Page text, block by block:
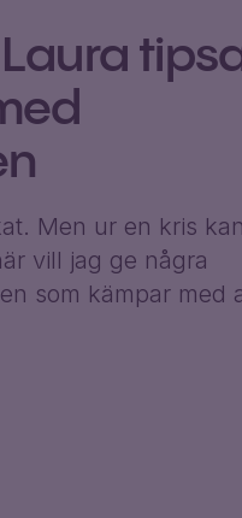
Men ur en kris
vill jag ge några
som kämpar med